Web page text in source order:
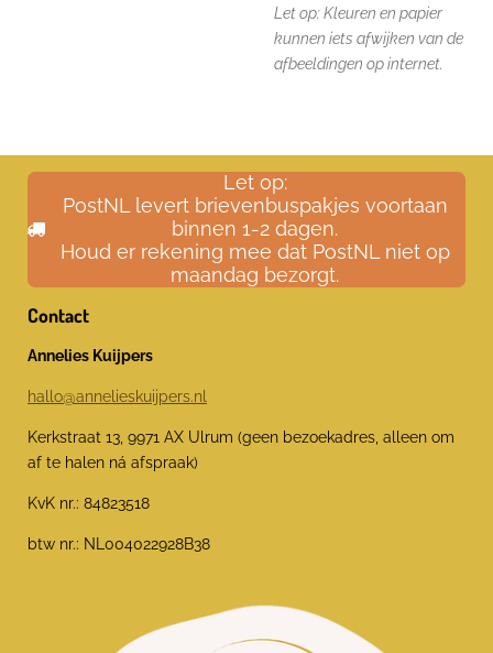
Let op: Kleuren en papier
kunnen iets afwijken van de
afbeeldingen op internet.
Let op:
PostNL levert brievenbuspakjes voortaan
binnen 1-2 dagen.
Houd er rekening mee dat PostNL niet op
maandag bezorgt.
Contact
Annelies Kuijpers
hallo@annelieskuijpers.nl
Kerkstraat 13, 9971 AX Ulrum (geen bezoekadres, alleen om
af te halen ná afspraak)
KvK nr.: 84823518
btw nr.: NL004022928B38